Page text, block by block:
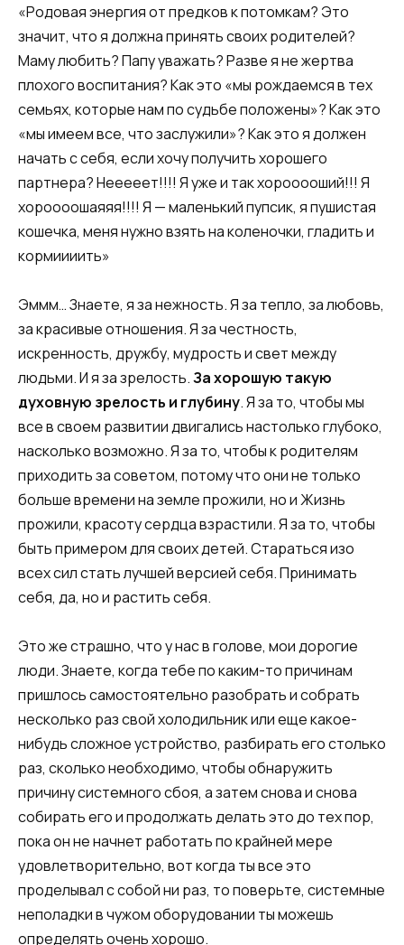
«Родовая энергия от предков к потомкам? Это
значит, что я должна принять своих родителей?
Маму любить? Папу уважать? Разве я не жертва
плохого воспитания? Как это «мы рождаемся в тех
семьях, которые нам по судьбе положены»? Как это
«мы имеем все, что заслужили»? Как это я должен
начать с себя, если хочу получить хорошего
партнера? Нееееет!!!! Я уже и так хорооооший!!! Я
хороооошаяяя!!!! Я — маленький пупсик, я пушистая
кошечка, меня нужно взять на коленочки, гладить и
кормиииить»
Эммм… Знаете, я за нежность. Я за тепло, за любовь,
за красивые отношения. Я за честность,
искренность, дружбу, мудрость и свет между
людьми. И я за зрелость.За хорошую такую
духовную зрелость и глубину. Я за то, чтобы мы
все в своем развитии двигались настолько глубоко,
насколько возможно. Я за то, чтобы к родителям
приходить за советом, потому что они не только
больше времени на земле прожили, но и Жизнь
прожили, красоту сердца взрастили. Я за то, чтобы
быть примером для своих детей. Стараться изо
всех сил стать лучшей версией себя. Принимать
себя, да, но и растить себя.
Это же страшно, что у нас в голове, мои дорогие
люди. Знаете, когда тебе по каким-то причинам
пришлось самостоятельно разобрать и собрать
несколько раз свой холодильник или еще какое-
нибудь сложное устройство, разбирать его столько
раз, сколько необходимо, чтобы обнаружить
причину системного сбоя, а затем снова и снова
собирать его и продолжать делать это до тех пор,
пока он не начнет работать по крайней мере
удовлетворительно, вот когда ты все это
проделывал с собой ни раз, то поверьте, системные
неполадки в чужом оборудовании ты можешь
определять очень хорошо.